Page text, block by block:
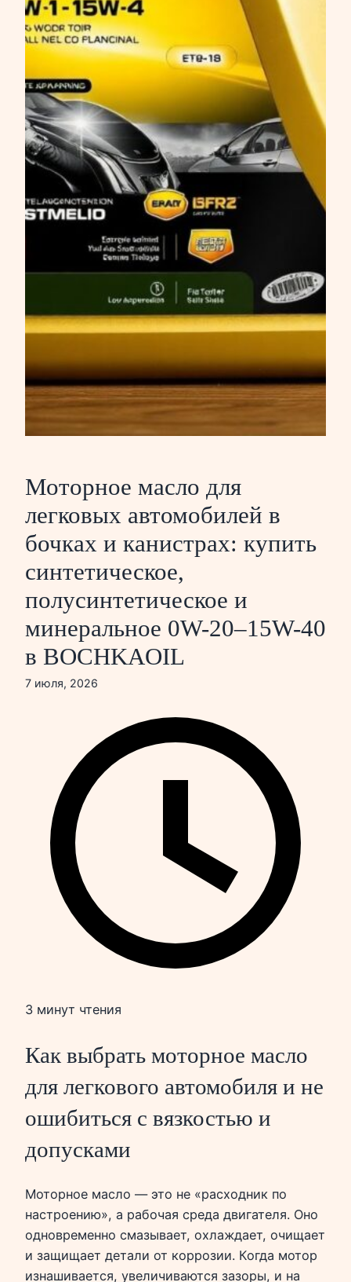
Моторное масло для
легковых автомобилей в
бочках и канистрах: купить
синтетическое,
полусинтетическое и
минеральное 0W-20–15W-40
в BOCHKAOIL
7 июля, 2026
3 минут чтения
Как выбрать моторное масло
для легкового автомобиля и не
ошибиться с вязкостью и
допусками
Моторное масло — это не «расходник по
настроению», а рабочая среда двигателя. Оно
одновременно смазывает, охлаждает, очищает
и защищает детали от коррозии. Когда мотор
изнашивается, увеличиваются зазоры, и на